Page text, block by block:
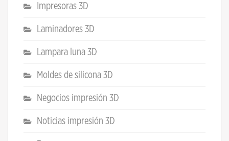
Impresoras 3D
Laminadores 3D
Lampara luna 3D
Moldes de silicona 3D
Negocios impresión 3D
Noticias impresión 3D